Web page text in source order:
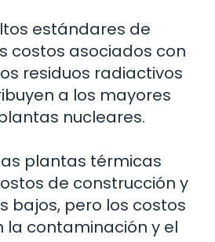
estándares de
costos asociados con
residuos radiactivos
a los mayores
nucleares.
plantas térmicas
de construcción y
bajos, pero los costos
la contaminación y el